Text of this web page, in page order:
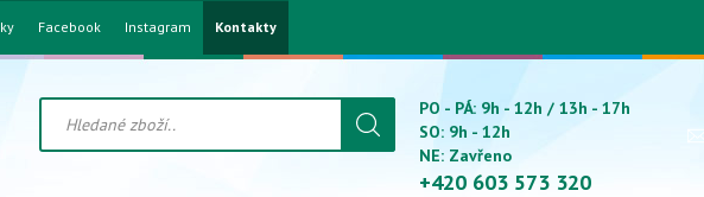
Facebook Instagram Kontakty
PO - PÁ: 9h - 12h / 13h - 17h
SO: 9h - 12h
NE: Zavřeno
+420 603 573 320